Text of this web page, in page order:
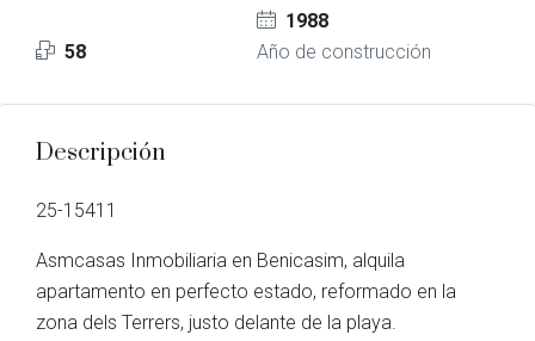
58
1988
Año de construcción
Descripción
25-15411
Asmcasas Inmobiliaria en Benicasim, alquila
apartamento en perfecto estado, reformado en la
zona dels Terrers, justo delante de la playa.